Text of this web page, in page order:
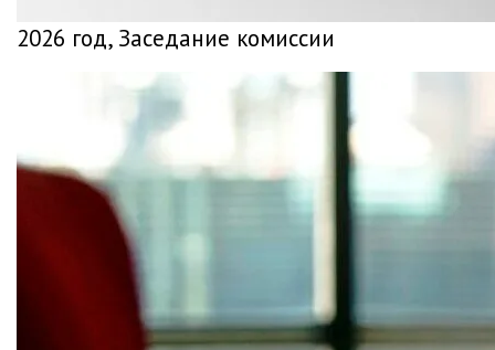
2026 год, Заседание комиссии